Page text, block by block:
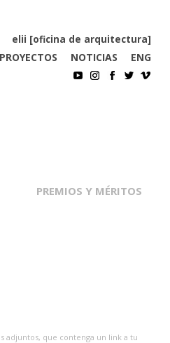
elii [oficina de arquitectura]
PROYECTOS NOTICIAS ENG
PREMIOS Y MÉRITOS
adjuntos, que contenga un link a tu